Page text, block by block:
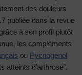
des douleurs
publiée dans la revue
à son profil plutôt
les compléments
ou Pycnogenol
atteints d’arthrose”.